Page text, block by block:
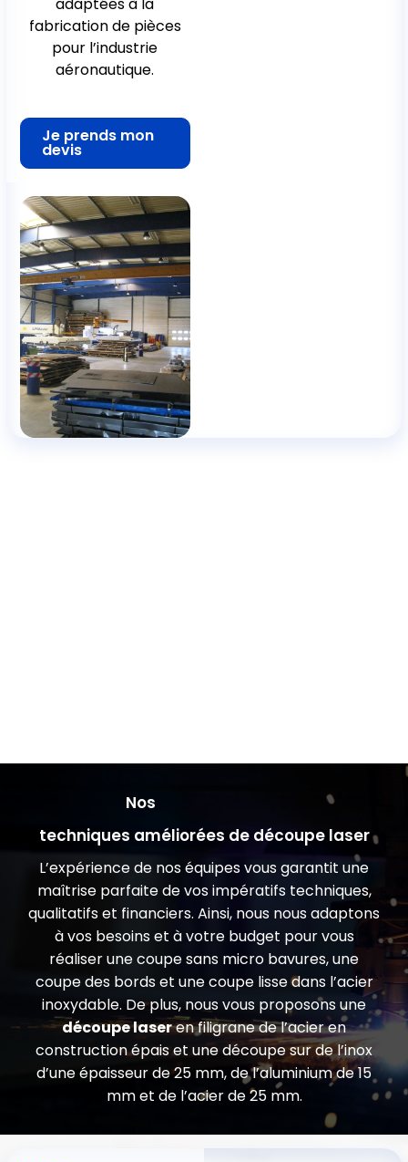
adaptées à la
fabrication de pièces
pour l’industrie
aéronautique.
Je prends mon
devis
Nos
techniques améliorées de découpe laser
L’expérience de nos équipes vous garantit une
maîtrise parfaite de vos impératifs techniques,
qualitatifs et financiers. Ainsi, nous nous adaptons
à vos besoins et à votre budget pour vous
réaliser une coupe sans micro bavures, une
coupe des bords et une coupe lisse dans l’acier
inoxydable. De plus, nous vous proposons une
découpe laseren filigrane de l’acier en
construction épais et une découpe sur de l’inox
d’une épaisseur de 25 mm, de l’aluminium de 15
mm et de l’acier de 25 mm.